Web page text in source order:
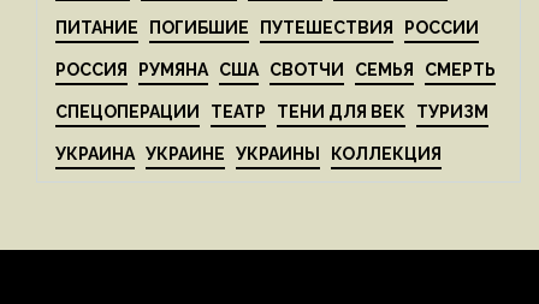
ПИТАНИЕ ПОГИБШИЕ ПУТЕШЕСТВИЯ РОССИИ
РОССИЯ РУМЯНА США СВОТЧИ СЕМЬЯ СМЕРТЬ
СПЕЦОПЕРАЦИИ ТЕАТР ТЕНИ ДЛЯ ВЕК ТУРИЗМ
УКРАИНА УКРАИНЕ УКРАИНЫ КОЛЛЕКЦИЯ